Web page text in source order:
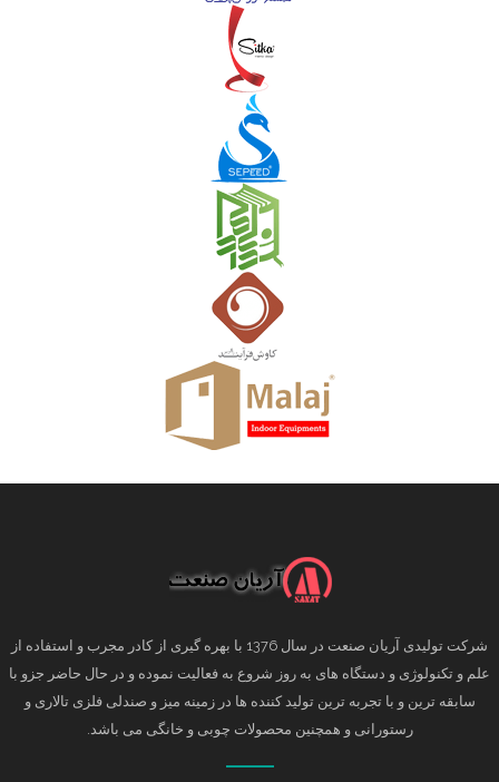
شرکت تولیدی آریان صنعت در سال 1376 با بهره گیری از کادر مجرب و استفاده از
علم و تکنولوژی و دستگاه های به روز شروع به فعالیت نموده و در حال حاضر جزو با
سابقه ترین و با تجربه ترین تولید کننده ها در زمینه میز و صندلی فلزی تالاری و
رستورانی و همچنین محصولات چوبی و خانگی می باشد.